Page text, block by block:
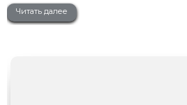
Читать далее